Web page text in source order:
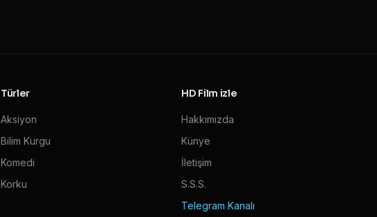
Türler
Aksiyon
Bilim Kurgu
Komedi
Korku
HD Film izle
Hakkımızda
Künye
İletişim
S.S.S.
Telegram Kanalı